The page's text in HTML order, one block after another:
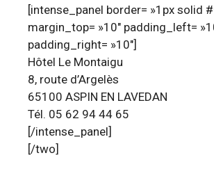
[intense_panel border= »1px solid
margin_top= »10″ padding_left=
padding_right= »10″]
Hôtel Le Montaigu
8, route d’Argelès
65100 ASPIN EN LAVEDAN
Tél. 05 62 94 44 65
[/intense_panel]
[/two]